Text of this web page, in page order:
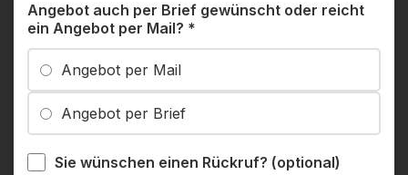
Angebot auch per Brief gewünscht oder reicht
ein Angebot per Mail? *
Angebot per Mail
Angebot per Brief
Sie wünschen einen Rückruf? (optional)